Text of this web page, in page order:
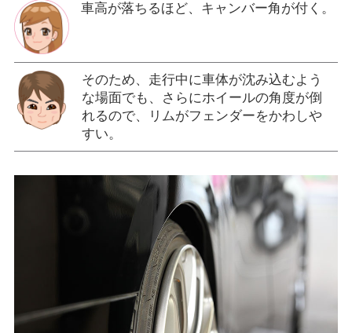
車高が落ちるほど、キャンバー角が付く。
そのため、走行中に車体が沈み込むよう
な場面でも、さらにホイールの角度が倒
れるので、リムがフェンダーをかわしや
すい。